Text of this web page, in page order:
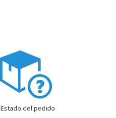
Estado del pedido